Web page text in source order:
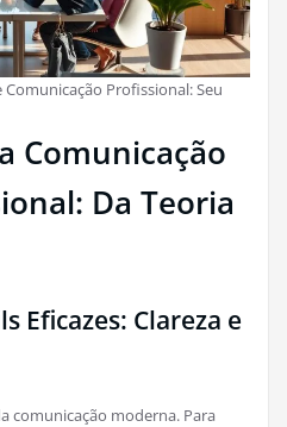
Profissional: Seu
Comunicação
Da Teoria
Eficazes: Clareza e
comunicação moderna. Para